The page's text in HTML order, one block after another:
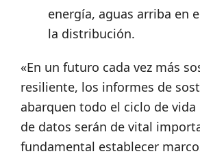
energía, aguas arriba en
la distribución.
«En un futuro cada vez más
resiliente, los informes de
abarquen todo el ciclo de
de datos serán de vital
fundamental establecer